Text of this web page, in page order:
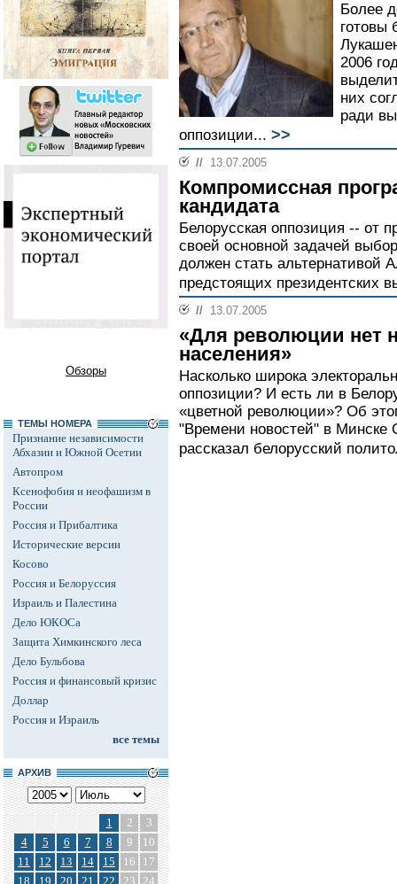
Обзоры
ТЕМЫ НОМЕРА
Признание независимости
Абхазии и Южной Осетии
Автопром
Ксенофобия и неофашизм в
России
Россия и Прибалтика
Исторические версии
Косово
Россия и Белоруссия
Израиль и Палестина
Дело ЮКОСа
Защита Химкинского леса
Дело Бульбова
Россия и финансовый кризис
Доллар
Россия и Израиль
все темы
АРХИВ
1 2
3
4
5 6 7 8 9
10
11
12 13 14 15 16
17
18
19 20 21 22 23 24
Более
готовы
2006
них
ради
оппозиции... >>
// 13.07.2005
Компромиссная
кандидата
Белорусская оппозиция -- от
своей основной задачей
должен стать альтернативой
предстоящих президентских
// 13.07.2005
«Для революции нет
населения»
Насколько широка
оппозиции? И есть ли в
«цветной революции»? Об
"Времени новостей" в
рассказал белорусский